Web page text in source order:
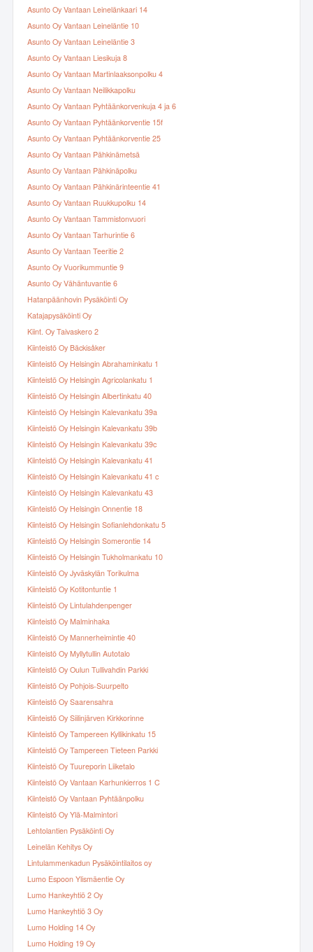
Asunto Oy Vantaan Leinelänkaari 14
Asunto Oy Vantaan Leineläntie 10
Asunto Oy Vantaan Leineläntie 3
Asunto Oy Vantaan Liesikuja 8
Asunto Oy Vantaan Martinlaaksonpolku 4
Asunto Oy Vantaan Neilikkapolku
Asunto Oy Vantaan Pyhtäänkorvenkuja 4 ja 6
Asunto Oy Vantaan Pyhtäänkorventie 15f
Asunto Oy Vantaan Pyhtäänkorventie 25
Asunto Oy Vantaan Pähkinämetsä
Asunto Oy Vantaan Pähkinäpolku
Asunto Oy Vantaan Pähkinärinteentie 41
Asunto Oy Vantaan Ruukkupolku 14
Asunto Oy Vantaan Tammistonvuori
Asunto Oy Vantaan Tarhurintie 6
Asunto Oy Vantaan Teeritie 2
Asunto Oy Vuorikummuntie 9
Asunto Oy Vähäntuvantie 6
Hatanpäänhovin Pysäköinti Oy
Katajapysäköinti Oy
Kiint. Oy Taivaskero 2
Kiinteistö Oy Bäckisåker
Kiinteistö Oy Helsingin Abrahaminkatu 1
Kiinteistö Oy Helsingin Agricolankatu 1
Kiinteistö Oy Helsingin Albertinkatu 40
Kiinteistö Oy Helsingin Kalevankatu 39a
Kiinteistö Oy Helsingin Kalevankatu 39b
Kiinteistö Oy Helsingin Kalevankatu 39c
Kiinteistö Oy Helsingin Kalevankatu 41
Kiinteistö Oy Helsingin Kalevankatu 41 c
Kiinteistö Oy Helsingin Kalevankatu 43
Kiinteistö Oy Helsingin Onnentie 18
Kiinteistö Oy Helsingin Sofianlehdonkatu 5
Kiinteistö Oy Helsingin Somerontie 14
Kiinteistö Oy Helsingin Tukholmankatu 10
Kiinteistö Oy Jyväskylän Torikulma
Kiinteistö Oy Kotitontuntie 1
Kiinteistö Oy Lintulahdenpenger
Kiinteistö Oy Malminhaka
Kiinteistö Oy Mannerheimintie 40
Kiinteistö Oy Myllytullin Autotalo
Kiinteistö Oy Oulun Tullivahdin Parkki
Kiinteistö Oy Pohjois-Suurpelto
Kiinteistö Oy Saarensahra
Kiinteistö Oy Siilinjärven Kirkkorinne
Kiinteistö Oy Tampereen Kyllikinkatu 15
Kiinteistö Oy Tampereen Tieteen Parkki
Kiinteistö Oy Tuureporin Liiketalo
Kiinteistö Oy Vantaan Karhunkierros 1 C
Kiinteistö Oy Vantaan Pyhtäänpolku
Kiinteistö Oy Ylä-Malmintori
Lehtolantien Pysäköinti Oy
Leinelän Kehitys Oy
Lintulammenkadun Pysäköintilaitos oy
Lumo Espoon Ylismäentie Oy
Lumo Hankeyhtiö 2 Oy
Lumo Hankeyhtiö 3 Oy
Lumo Holding 14 Oy
Lumo Holding 19 Oy